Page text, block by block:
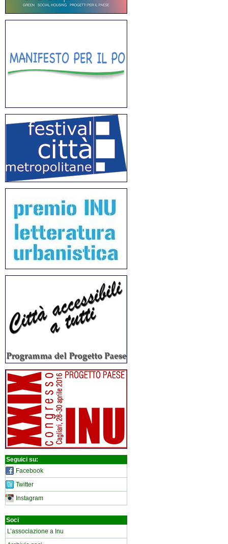
Seguici su:
Facebook
Twitter
Instagram
Soci
L’associazione a Inu